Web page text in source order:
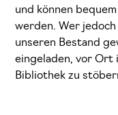
und können
werden. Wer
unseren Bestand
eingeladen, vor Ort
Bibliothek zu